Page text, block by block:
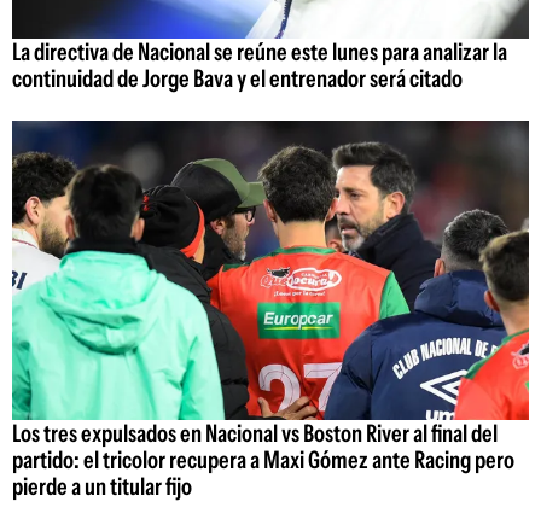
La directiva de Nacional se reúne este lunes para analizar la
continuidad de Jorge Bava y el entrenador será citado
Los tres expulsados en Nacional vs Boston River al final del
partido: el tricolor recupera a Maxi Gómez ante Racing pero
pierde a un titular fijo